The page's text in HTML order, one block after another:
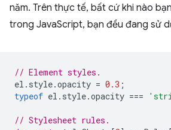
năm. Trên thực tế, bất cứ khi nào
trong JavaScript, bạn đều đang sử
// Element styles.
el . style.opacity = 0.3 ;
typeof el . style.opacity ===
// Stylesheet rules.